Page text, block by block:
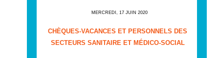
MERCREDI, 17 JUIN 2020
CHÈQUES-VACANCES ET PERSONNELS DES
SECTEURS SANITAIRE ET MÉDICO-SOCIAL